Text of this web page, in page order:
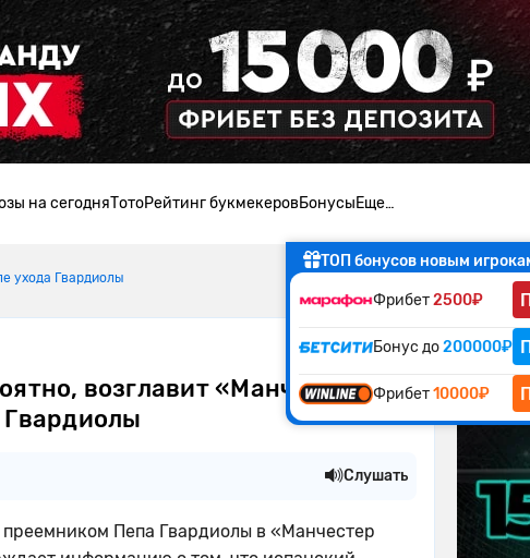
на сегодняТотоРейтинг букмекеровБонусыЕще…
ТОП бонусов новым
Фрибет2500₽
Бонус до200000₽
Фрибет10000₽
ухода Гвардиолы
4 мин.
возглавит «Манчестер
Гвардиолы
Слушать
преемником Пепа Гвардиолы в «Манчестер